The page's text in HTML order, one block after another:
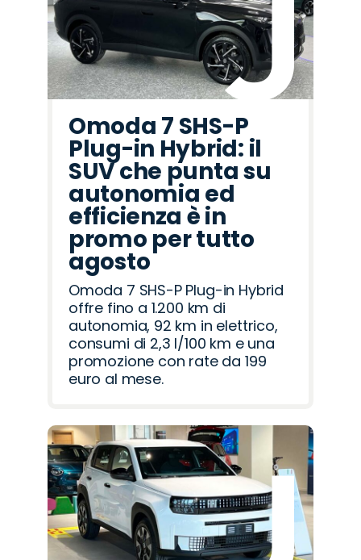
Omoda 7 SHS-P
Plug-in Hybrid: il
SUV che punta su
autonomia ed
efficienza è in
promo per tutto
agosto
Omoda 7 SHS-P Plug-in Hybrid
offre fino a 1.200 km di
autonomia, 92 km in elettrico,
consumi di 2,3 l/100 km e una
promozione con rate da 199
euro al mese.